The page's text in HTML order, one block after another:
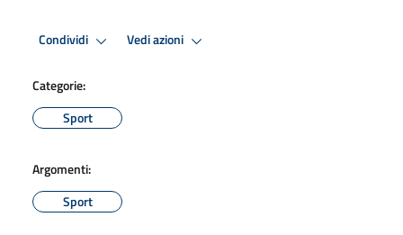
Condividi Vedi azioni
Categorie:
Sport
Argomenti:
Sport